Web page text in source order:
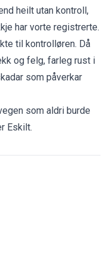
heilt utan kontroll,
har vorte registrerte.
til kontrolløren. Då
og felg, farleg rust i
som påverkar
som aldri burde
Eskilt.